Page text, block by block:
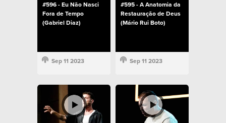
#596 - Eu Não Nasci
Fora de Tempo
(Gabriel Diaz)
Sep 11 2023
#595 - A Anatomia da
Restauração de Deus
(Mário Rui Boto)
Sep 11 2023